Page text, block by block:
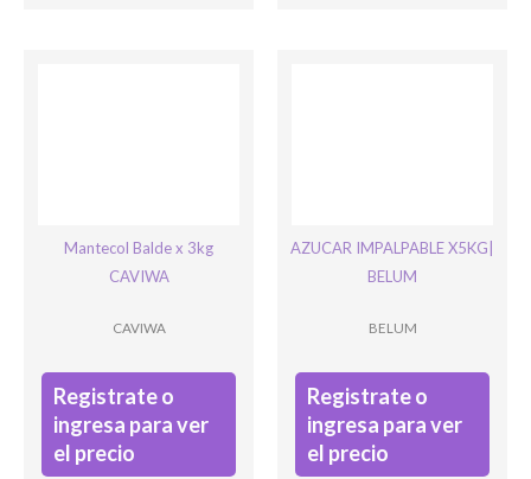
Mantecol Balde x 3kg
CAVIWA
CAVIWA
Registrate o
ingresa para ver
el precio
AZUCAR IMPALPABLE X5KG|
BELUM
BELUM
Registrate o
ingresa para ver
el precio